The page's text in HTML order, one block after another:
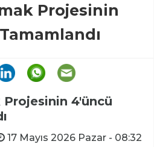
Projesinin
4'üncü
17 Mayıs 2026 Pazar - 08:32